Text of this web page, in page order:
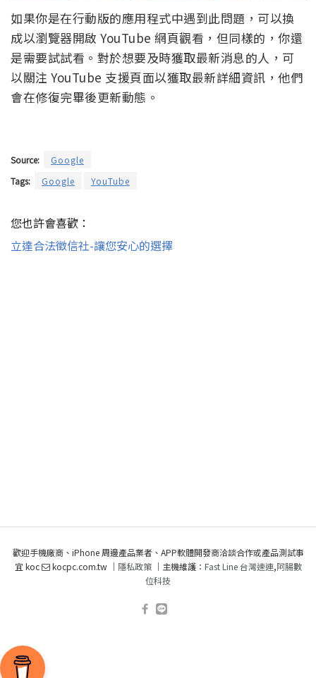
如果你是在行動版的應用程式中遇到此問題，可以換
成以瀏覽器開啟 YouTube 網頁觀看，但同樣的，你還
是需要試試看。對於想要及時獲取最新消息的人，可
以關注 YouTube 支援頁面以獲取最新詳細資訊，他們
會在修復完畢後更新動態。
Source:
Google
Tags:
Google YouTube
您也許會喜歡：
立達合法徵信社-讓您安心的選擇
歡迎手機廠商、iPhone 周邊產品業者、APP軟體開發商洽談合作或產品測試事
宜 koc
kocpc.com.tw ｜ 隱私政策｜主機維護： Fast Line 台灣速連,阿腸數
位科技